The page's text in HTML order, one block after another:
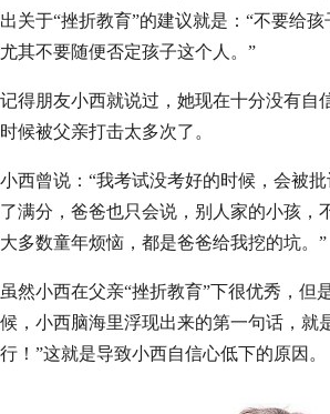
出关于“挫折教育”的建议就是：“不要给孩
尤其不要随便否定孩子这个人。”
记得朋友小西就说过，她现在十分没有自
时候被父亲打击太多次了。
小西曾说：“我考试没考好的时候，会被
了满分，爸爸也只会说，别人家的小孩，
大多数童年烦恼，都是爸爸给我挖的坑。”
虽然小西在父亲“挫折教育”下很优秀，但
候，小西脑海里浮现出来的第一句话，就
行！”这就是导致小西自信心低下的原因。